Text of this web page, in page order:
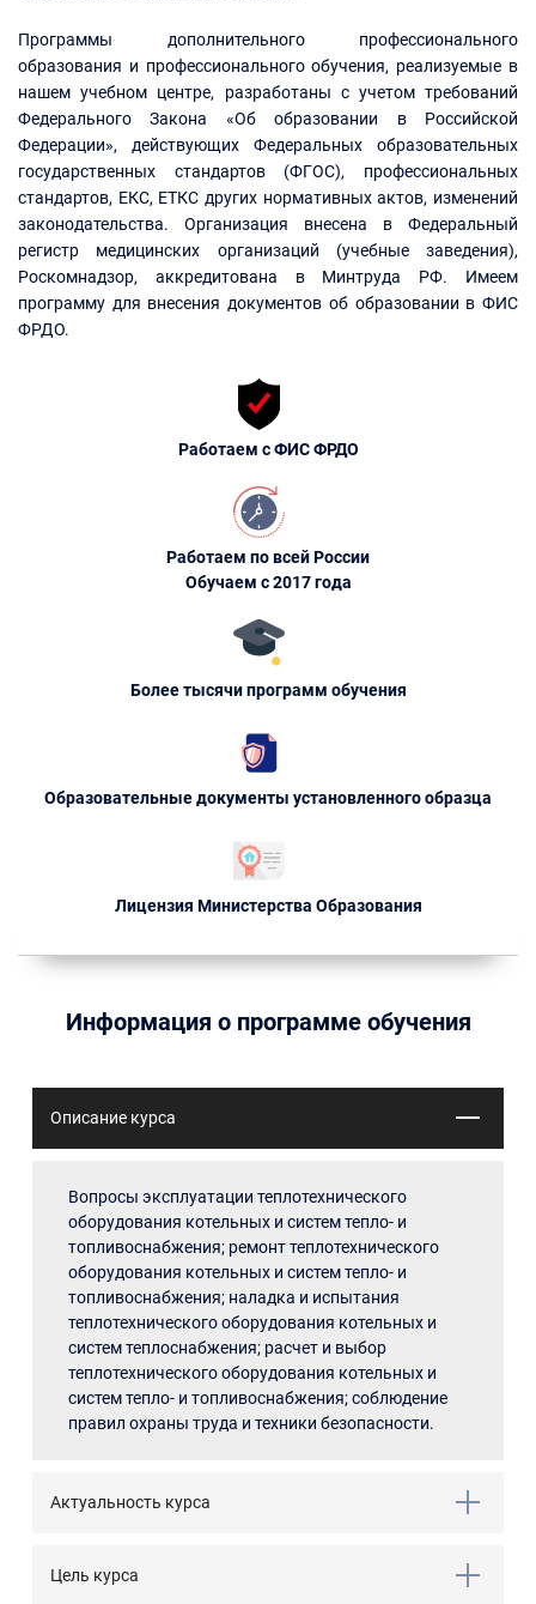
Программы дополнительного профессионального
образования и профессионального обучения, реализуемые в
нашем учебном центре, разработаны с учетом требований
Федерального Закона «Об образовании в Российской
Федерации», действующих Федеральных образовательных
государственных стандартов (ФГОС), профессиональных
стандартов, ЕКС, ЕТКС других нормативных актов, изменений
законодательства. Организация внесена в Федеральный
регистр медицинских организаций (учебные заведения),
Роскомнадзор, аккредитована в Минтруда РФ. Имеем
программу для внесения документов об образовании в ФИС
ФРДО.
Работаем с ФИС ФРДО
Работаем по всей России
Обучаем с 2017 года
Более тысячи программ обучения
Образовательные документы установленного образца
Лицензия Министерства Образования
Информация о программе обучения
Описание курса
Вопросы эксплуатации теплотехнического
оборудования котельных и систем тепло- и
топливоснабжения; ремонт теплотехнического
оборудования котельных и систем тепло- и
топливоснабжения; наладка и испытания
теплотехнического оборудования котельных и
систем теплоснабжения; расчет и выбор
теплотехнического оборудования котельных и
систем тепло- и топливоснабжения; соблюдение
правил охраны труда и техники безопасности.
Актуальность курса
Цель курса